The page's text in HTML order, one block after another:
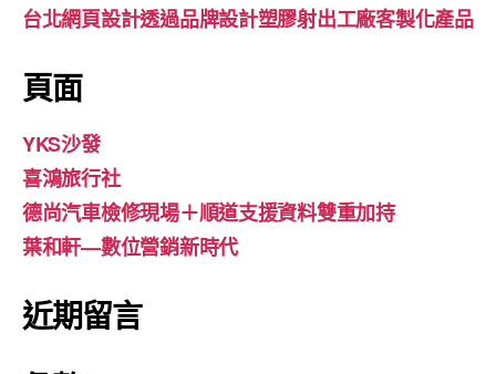
台北網頁設計透過品牌設計塑膠射出工廠客製化產品
頁面
YKS沙發
喜鴻旅行社
德尚汽車檢修現場＋順道支援資料雙重加持
葉和軒—數位營銷新時代
近期留言